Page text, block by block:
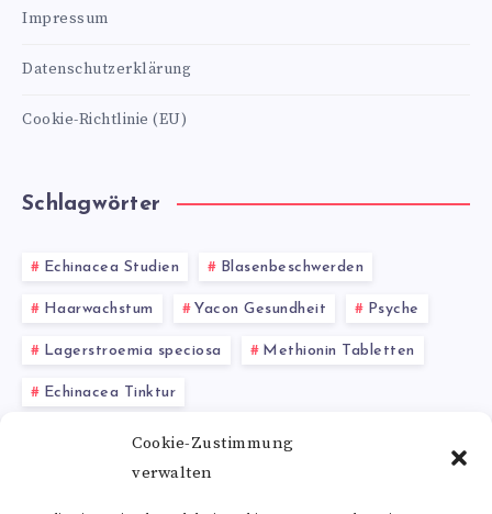
Cookie-Zustimmung
verwalten
Impressum
Datenschutzerklärung
Cookie-Richtlinie (EU)
Schlagwörter
Echinacea Studien Blasenbeschwerden
Haarwachstum Yacon Gesundheit Psyche
Lagerstroemia speciosa Methionin Tabletten
Echinacea Tinktur
Entzündungshemmende Eigenschaft
Ätherische Öle Riboflavin-Nebenwirkungen